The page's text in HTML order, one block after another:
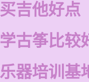
吉他好点
古筝比较
器培训基